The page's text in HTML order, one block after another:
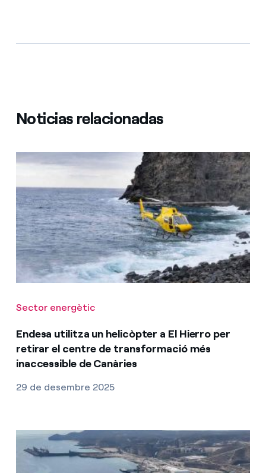
Noticias relacionadas
Sector energètic
Endesa utilitza un helicòpter a El Hierro per
retirar el centre de transformació més
inaccessible de Canàries
29 de desembre 2025